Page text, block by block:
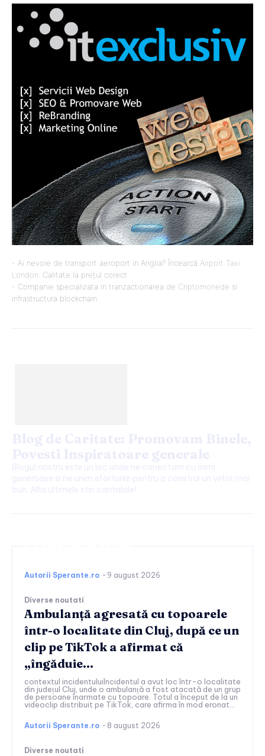
- Ai nevoie de transport aeroport in Anglia? Încearcă Airport Taxi
London . Calitate la prețul corect.
- Companie specializata in tranzactionarea de Criptomonede si
infrastructura blockchain.
Autorii Sperante.ro - 9 august 2026
Diverse noutati
Ambulanță agresată cu topoarele
într-o localitate din Cluj, după ce un
clip pe TikTok a afirmat că
„îngăduie…
contextul incidentuluiIncidentul a avut loc într-o localitate
din județul Cluj, unde o ambulanță a fost atacată de un grup
de persoane înarmate cu topoare. Totul a început de la un
videoclip distribuit pe TikTok, care afirma în mod eronat...
Autorii Sperante.ro - 8 august 2026
Diverse noutati